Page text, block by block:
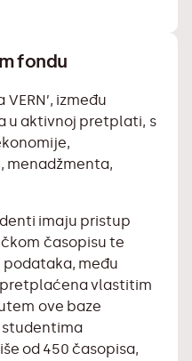
fondu
između
u aktivnoj pretplati, s
menadžmenta,
imaju pristup
časopisu te
među
vlastitim
ove baze
od 450 časopisa,